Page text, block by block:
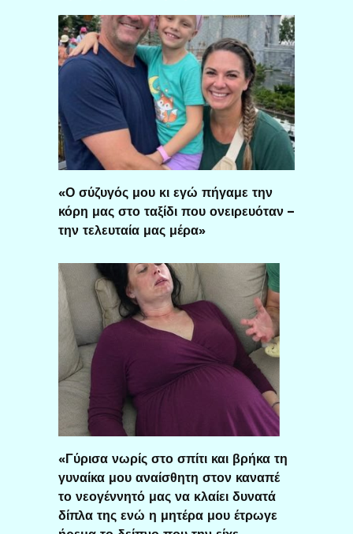
«Ο σύζυγός μου κι εγώ πήγαμε την
κόρη μας στο ταξίδι που ονειρευόταν –
την τελευταία μας μέρα»
«Γύρισα νωρίς στο σπίτι και βρήκα τη
γυναίκα μου αναίσθητη στον καναπέ
το νεογέννητό μας να κλαίει δυνατά
δίπλα της ενώ η μητέρα μου έτρωγε